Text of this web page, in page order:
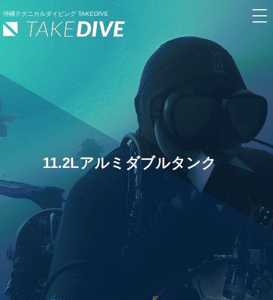
沖縄テクニカルダイビング TAKEDIVE
11.2Lアルミダブルタンク